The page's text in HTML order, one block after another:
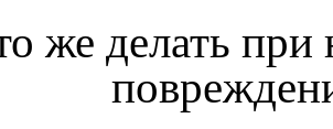
же делать при